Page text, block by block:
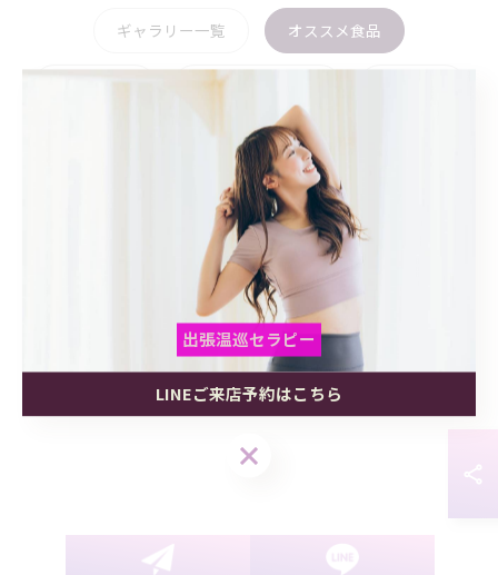
ギャラリー一覧 オススメ食品
無添加商品 自宅ケアアイテム
施術事例
出張温巡セラピー
LINEご来店予約はこちら
出張温巡セラピー
LINEご来店予約はこちら
出張温巡セラピー
LINEご来店予約はこちら